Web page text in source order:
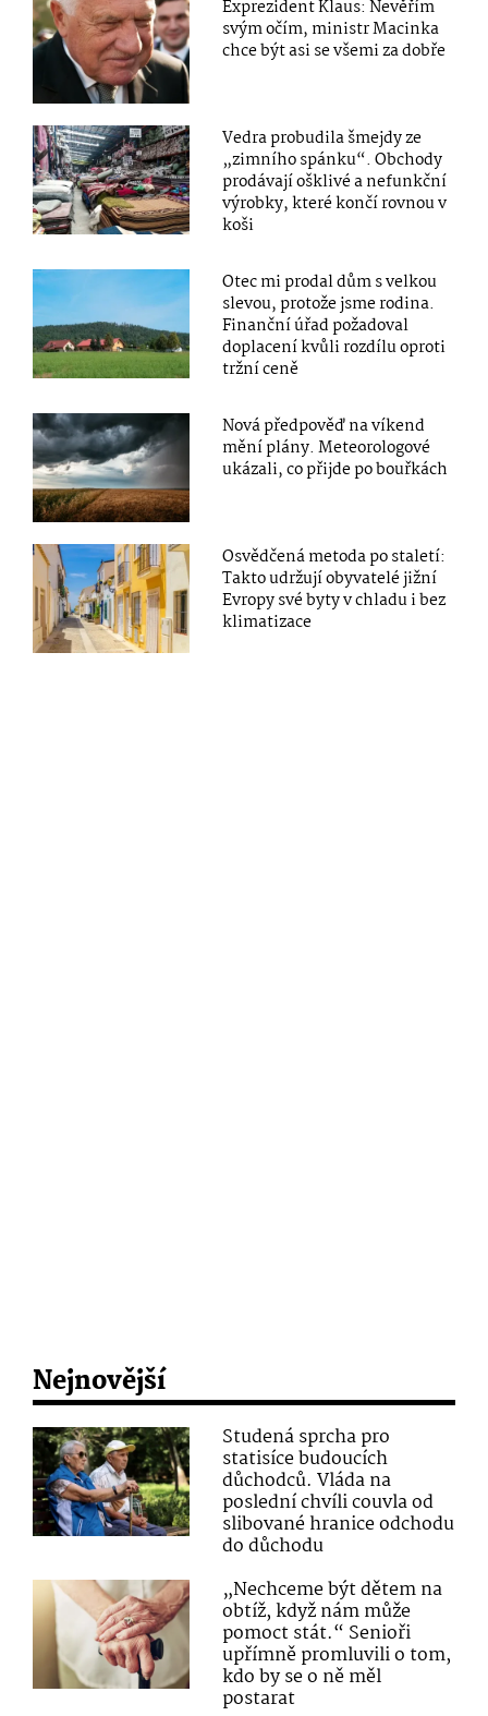
Exprezident Klaus: Nevěřím
svým očím, ministr Macinka
chce být asi se všemi za dobře
Vedra probudila šmejdy ze
„zimního spánku“. Obchody
prodávají ošklivé a nefunkční
výrobky, které končí rovnou v
koši
Otec mi prodal dům s velkou
slevou, protože jsme rodina.
Finanční úřad požadoval
doplacení kvůli rozdílu oproti
tržní ceně
Nová předpověď na víkend
mění plány. Meteorologové
ukázali, co přijde po bouřkách
Osvědčená metoda po staletí:
Takto udržují obyvatelé jižní
Evropy své byty v chladu i bez
klimatizace
Nejnovější
Studená sprcha pro
statisíce budoucích
důchodců. Vláda na
poslední chvíli couvla od
slibované hranice odchodu
do důchodu
„Nechceme být dětem na
obtíž, když nám může
pomoct stát.“ Senioři
upřímně promluvili o tom,
kdo by se o ně měl
postarat